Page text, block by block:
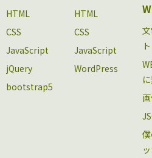
HTML
CSS
JavaScript
jQuery
bootstrap5
HTML
CSS
JavaScript
WordPress
ト